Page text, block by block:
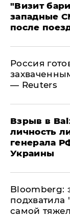
"Визит
западные
после
​Россия
— Reuters
​Взрыв в
личность
генерала
Украины
Bloomberg:
подхватила
самой